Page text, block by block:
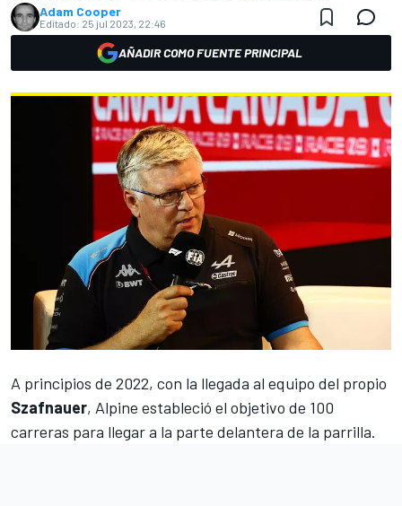
Adam Cooper
Editado: 25 jul 2023, 22:46
AÑADIR COMO FUENTE PRINCIPAL
A principios de 2022, con la llegada al equipo del propio
Szafnauer, Alpine estableció el objetivo de 100
carreras para llegar a la parte delantera de la parrilla.